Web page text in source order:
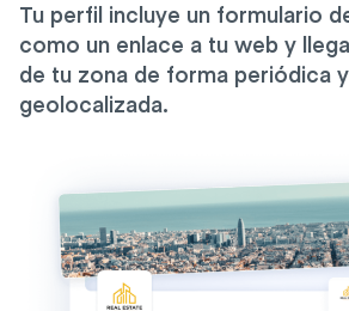
Tu perfil incluye un formulario
como un enlace a tu web y
de tu zona de forma periódica
geolocalizada.